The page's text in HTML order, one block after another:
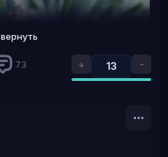
+ 13 -
73